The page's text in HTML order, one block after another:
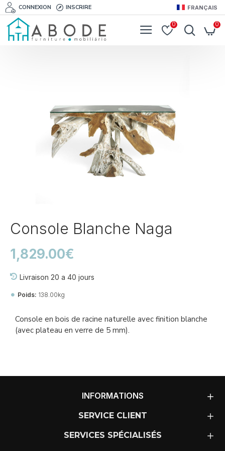
CONNEXION INSCRIRE FRANÇAIS
0 0
Console Blanche Naga
Livraison 20 a 40 jours
Poids: 138.00kg
1,829.00€
Console en bois de racine naturelle avec finition blanche
(avec plateau en verre de 5 mm).
INFORMATIONS
SERVICE CLIENT
SERVICES SPÉCIALISÉS